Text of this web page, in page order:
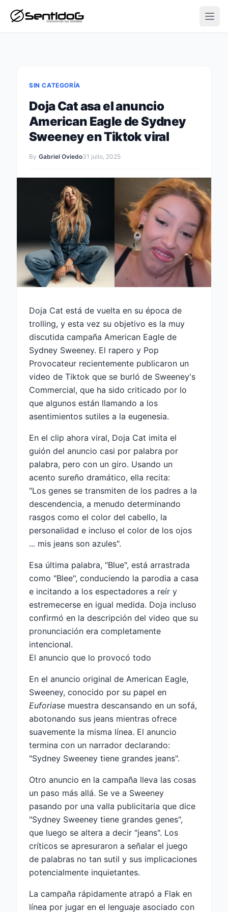
SIN CATEGORÍA
Doja Cat asa el anuncio
American Eagle de Sydney
Sweeney en Tiktok viral
By Gabriel Oviedo31 julio, 2025
Doja Cat está de vuelta en su época de
trolling, y esta vez su objetivo es la muy
discutida campaña American Eagle de
Sydney Sweeney. El rapero y Pop
Provocateur recientemente publicaron un
video de Tiktok que se burló de Sweeney's
Commercial, que ha sido criticado por lo
que algunos están llamando a los
asentimientos sutiles a la eugenesia.
En el clip ahora viral, Doja Cat imita el
guión del anuncio casi por palabra por
palabra, pero con un giro. Usando un
acento sureño dramático, ella recita:
"Los genes se transmiten de los padres a la
descendencia, a menudo determinando
rasgos como el color del cabello, la
personalidad e incluso el color de los ojos
... mis jeans son azules".
Esa última palabra, "Blue", está arrastrada
como "Blee", conduciendo la parodia a casa
e incitando a los espectadores a reír y
estremecerse en igual medida. Doja incluso
confirmó en la descripción del video que su
pronunciación era completamente
intencional.
El anuncio que lo provocó todo
En el anuncio original de American Eagle,
Sweeney, conocido por su papel en
Euforiase muestra descansando en un sofá,
abotonando sus jeans mientras ofrece
suavemente la misma línea. El anuncio
termina con un narrador declarando:
"Sydney Sweeney tiene grandes jeans".
Otro anuncio en la campaña lleva las cosas
un paso más allá. Se ve a Sweeney
pasando por una valla publicitaria que dice
"Sydney Sweeney tiene grandes genes",
que luego se altera a decir "jeans". Los
críticos se apresuraron a señalar el juego
de palabras no tan sutil y sus implicaciones
potencialmente inquietantes.
La campaña rápidamente atrapó a Flak en
línea por jugar en el lenguaje asociado con